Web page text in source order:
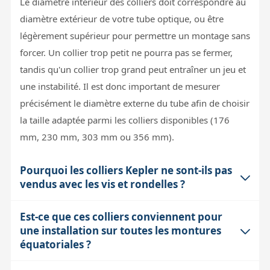
diamètre extérieur de votre tube optique, ou être
légèrement supérieur pour permettre un montage sans
forcer. Un collier trop petit ne pourra pas se fermer,
tandis qu'un collier trop grand peut entraîner un jeu et
une instabilité. Il est donc important de mesurer
précisément le diamètre externe du tube afin de choisir
la taille adaptée parmi les colliers disponibles (176
mm, 230 mm, 303 mm ou 356 mm).
Pourquoi les colliers Kepler ne sont-ils pas
vendus avec les vis et rondelles ?
Les colliers Kepler sont fournis sans visserie car celle-ci
dépend souvent du type de queue d'aronde utilisée et
de la monture sur laquelle vous allez fixer votre tube.
Est-ce que ces colliers conviennent pour
une installation sur toutes les montures
équatoriales ?